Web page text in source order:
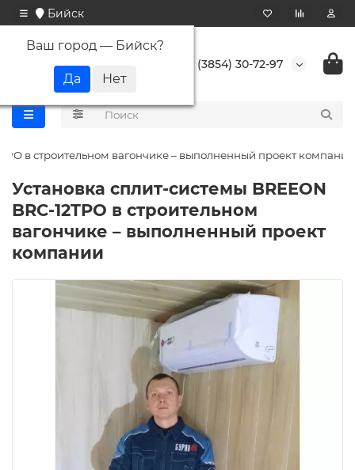
Бийск
Ваш город — Бийск?
+7 (3854) 30-72-97
в строительном вагончике – выполненный проект компании
Установка сплит-системы BREEON
BRC-12TPO в строительном
вагончике – выполненный проект
компании